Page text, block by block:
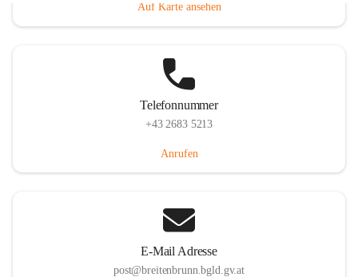
Auf Karte ansehen
Telefonnummer
+43 2683 5213
Anrufen
E-Mail Adresse
post@breitenbrunn.bgld.gv.at